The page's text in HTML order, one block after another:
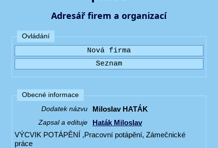
Adresář firem a organizací
Ovládání
Obecné informace
Dodatek názvu
Miloslav HATÁK
Zapsal a edituje
Haták Miloslav
VÝCVIK POTÁPĚNÍ ,Pracovní potápění, Zámečnické
práce